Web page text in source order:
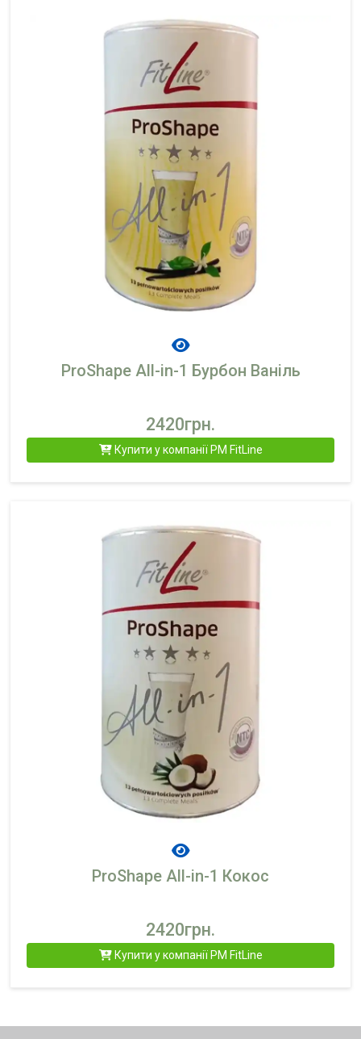
ProShape All-in-1 Бурбон Ваніль
2420грн.
Купити у компанії PM FitLine
ProShape All-in-1 Кокос
2420грн.
Купити у компанії PM FitLine